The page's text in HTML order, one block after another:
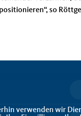
so
verwenden wir